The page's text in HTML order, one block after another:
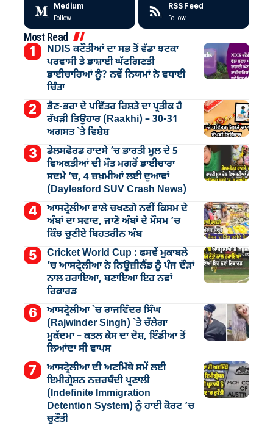
Medium
Follow
RSS Feed
Follow
Most Read
NDIS ਕਟੌਤੀਆਂ ਦਾ ਸਭ ਤੋਂ ਵੱਡਾ ਝਟਕਾ
ਪਰਵਾਸੀ ਤੇ ਭਾਸ਼ਾਈ ਘੱਟਗਿਣਤੀ
ਭਾਈਚਾਰਿਆਂ ਨੂੰ? ਨਵੇਂ ਨਿਯਮਾਂ ਨੇ ਵਧਾਈ
ਚਿੰਤਾ
ਭੈਣ-ਭਰਾ ਦੇ ਪਵਿੱਤਰ ਰਿਸ਼ਤੇ ਦਾ ਪ੍ਰਤੀਕ ਹੈ
ਰੱਖੜੀ ਤਿਉਹਾਰ (Raakhi) – 30-31
ਅਗਸਤ `ਤੇ ਵਿਸ਼ੇਸ਼
ਡੇਲਸਫੋਰਡ ਹਾਦਸੇ ’ਚ ਭਾਰਤੀ ਮੂਲ ਦੇ 5
ਵਿਅਕਤੀਆਂ ਦੀ ਮੌਤ ਮਗਰੋਂ ਭਾਈਚਾਰਾ
ਸਦਮੇ ’ਚ, 4 ਜ਼ਖ਼ਮੀਆਂ ਲਈ ਦੁਆਵਾਂ
(Daylesford SUV Crash News)
ਆਸਟ੍ਰੇਲੀਆ ਵਾਲੇ ਚਖਣਗੇ ਨਵੀਂ ਕਿਸਮ ਦੇ
ਅੰਬਾਂ ਦਾ ਸਵਾਦ, ਜਾਣੋ ਅੰਬਾਂ ਦੇ ਮੌਸਮ ’ਚ
ਕਿੰਝ ਚੁਣੀਏ ਬਿਹਤਰੀਨ ਅੰਬ
Cricket World Cup : ਫਸਵੇਂ ਮੁਕਾਬਲੇ
’ਚ ਆਸਟ੍ਰੇਲੀਆ ਨੇ ਨਿਊਜ਼ੀਲੈਂਡ ਨੂੰ ਪੰਜ ਦੌੜਾਂ
ਨਾਲ ਹਰਾਇਆ, ਬਣਾਇਆ ਇਹ ਨਵਾਂ
ਰਿਕਾਰਡ
ਆਸਟ੍ਰੇਲੀਆ `ਚ ਰਾਜਵਿੰਦਰ ਸਿੰਘ
(Rajwinder Singh) `ਤੇ ਚੱਲੇਗਾ
ਮੁੁਕੱਦਮਾ – ਕਤਲ ਕੇਸ ਦਾ ਦੋਸ਼, ਇੰਡੀਆ ਤੋਂ
ਲਿਆਂਦਾ ਸੀ ਵਾਪਸ
ਆਸਟ੍ਰੇਲੀਆ ਦੀ ਅਣਮਿੱਥੇ ਸਮੇਂ ਲਈ
ਇਮੀਗ੍ਰੇਸ਼ਨ ਨਜ਼ਰਬੰਦੀ ਪ੍ਰਣਾਲੀ
(Indefinite Immigration
Detention System) ਨੂੰ ਹਾਈ ਕੋਰਟ ’ਚ
ਚੁਣੌਤੀ